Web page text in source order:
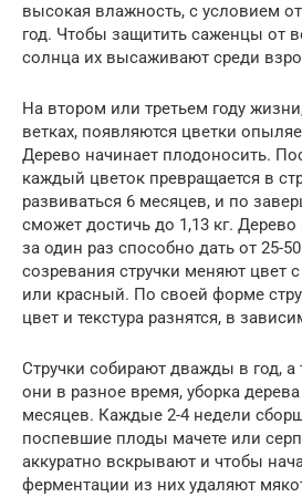
высокая влажность, с условием
год. Чтобы защитить саженцы от
солнца их высаживают среди
На втором или третьем году
ветках, появляются цветки
Дерево начинает плодоносить.
каждый цветок превращается в
развиваться 6 месяцев, и по
сможет достичь до 1,13 кг. Дерево
за один раз способно дать от 25-
созревания стручки меняют цвет
или красный. По своей форме
цвет и текстура разнятся, в
Стручки собирают дважды в год, а
они в разное время, уборка
месяцев. Каждые 2-4 недели
поспевшие плоды мачете или
аккуратно вскрывают и чтобы
ферментации из них удаляют